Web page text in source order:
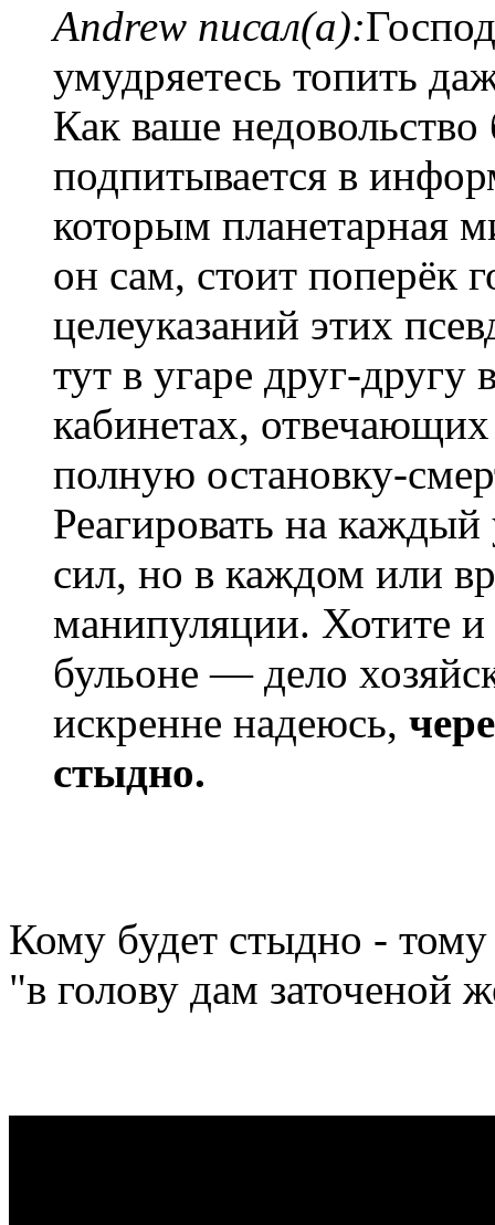
Andrew писал(а):
умудряетесь топить
Как ваше
подпитывается в
которым планетарная
он сам, стоит поперёк
целеуказаний этих
тут в угаре друг-другу
кабинетах,
полную остановку-
Реагировать на
сил, но в каждом или
манипуляции. Хотите и
бульоне — дело
искренне надеюсь,
стыдно.
Кому будет стыдно -
"в голову дам заточеной